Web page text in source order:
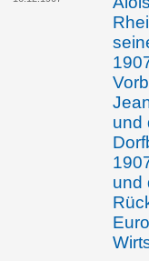
und
und